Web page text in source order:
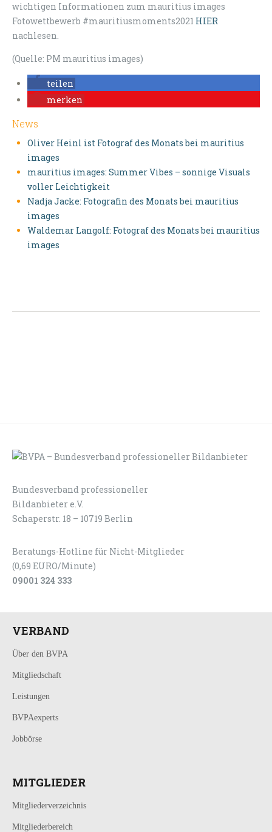
wichtigen Informationen zum mauritius images
Fotowettbewerb #mauritiusmoments2021 HIER
nachlesen.
(Quelle: PM mauritius images)
teilen
merken
News
Oliver Heinl ist Fotograf des Monats bei mauritius
images
mauritius images: Summer Vibes – sonnige Visuals
voller Leichtigkeit
Nadja Jacke: Fotografin des Monats bei mauritius
images
Waldemar Langolf: Fotograf des Monats bei mauritius
images
Bundesverband professioneller
Bildanbieter e.V.
Schaperstr. 18 – 10719 Berlin
Beratungs-Hotline für Nicht-Mitglieder
(0,69 EURO/Minute)
09001 324 333
VERBAND
Über den BVPA
Mitgliedschaft
Leistungen
BVPAexperts
Jobbörse
MITGLIEDER
Mitgliederverzeichnis
Mitgliederbereich